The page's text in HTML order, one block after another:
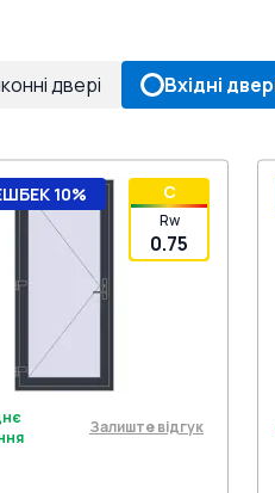
двері Вхідні
C
Rw
0.75
10%
Залиште відгук